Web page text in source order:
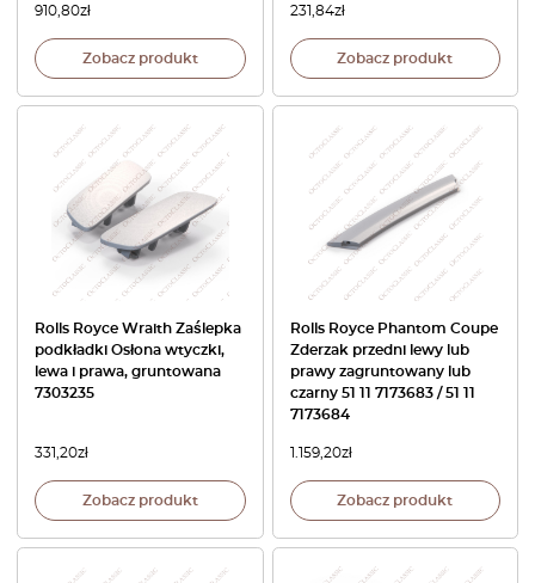
910,80zł
Zobacz produkt
231,84zł
Zobacz produkt
Rolls Royce Wraith Zaślepka
podkładki Osłona wtyczki,
lewa i prawa, gruntowana
7303235
331,20zł
Zobacz produkt
Rolls Royce Phantom Coupe
Zderzak przedni lewy lub
prawy zagruntowany lub
czarny 51 11 7173683 / 51 11
7173684
1.159,20zł
Zobacz produkt